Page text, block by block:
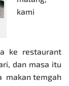
kami
ke restaurant
dan masa itu
makan temgah